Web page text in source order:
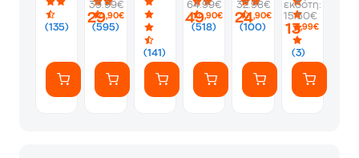
Usb-
C
1.2m
White
(135)
Μαύρο
(595)
39.99€
29,90€
Διαθέτει
(GR)
(141)
Ποντίκι
-
Μαύρο
(518)
64.99€
49,90€
-
Μαύρο
(100)
32.98€
24,90€
(3)
εκδότη:
15.50€
13,99€